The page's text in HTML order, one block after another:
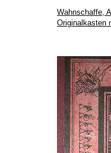
Wahnschaffe,
Originalkasten